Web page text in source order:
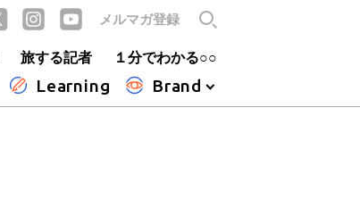
旅する記者 １分でわかる○○
Learning Brand
メルマガ登録